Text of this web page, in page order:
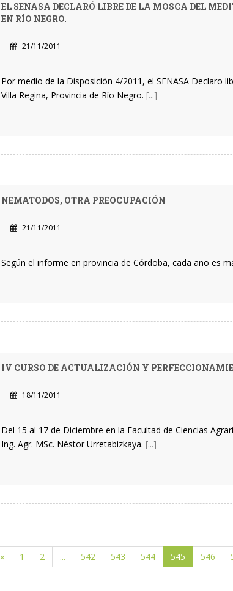
EL SENASA DECLARÓ LIBRE DE LA MOSCA DEL
EN RÍO NEGRO.
21/11/2011
Por medio de la Disposición 4/2011, el SENASA Declaro
Villa Regina, Provincia de Río Negro. [...]
NEMATODOS, OTRA PREOCUPACIÓN
21/11/2011
Según el informe en provincia de Córdoba, cada año es
IV CURSO DE ACTUALIZACIÓN Y
18/11/2011
Del 15 al 17 de Diciembre en la Facultad de Ciencias
Ing. Agr. MSc. Néstor Urretabizkaya. [...]
« 1 2 ... 542 543 544 545 546